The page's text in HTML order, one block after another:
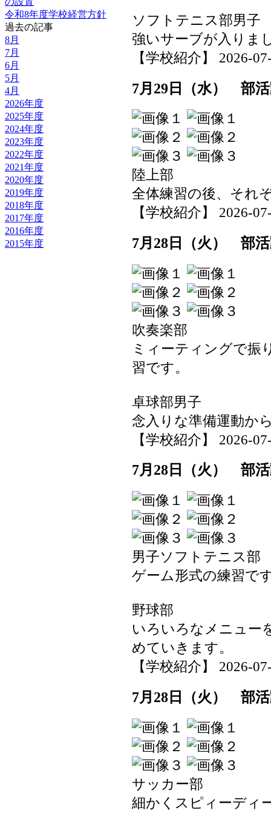
令和8年度学校経営方針
過去の記事
8月
7月
6月
5月
4月
2026年度
2025年度
2024年度
2023年度
2022年度
2021年度
2020年度
2019年度
2018年度
2017年度
2016年度
2015年度
ソフトテニス部男子
強いサーブが入りま
【学校紹介】 2026-
7月29日（水） 部
陸上部
全体練習の後、それ
【学校紹介】 2026-
7月28日（火） 部
吹奏楽部
ミィーティングで振
習です。
卓球部男子
念入りな準備運動か
【学校紹介】 2026-
7月28日（火） 部
男子ソフトテニス部
ゲーム形式の練習で
野球部
いろいろなメニュー
めていきます。
【学校紹介】 2026-
7月28日（火） 部
サッカー部
細かくスピィーディ